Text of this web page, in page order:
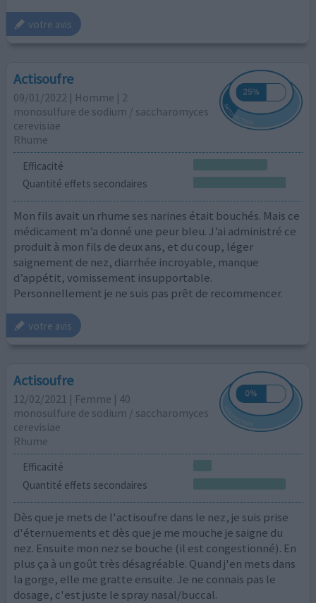
votre avis
Actisoufre
09/01/2022 | Homme | 2
monosulfure de sodium / saccharomyces
cerevisiae
Rhume
Efficacité
Quantité effets secondaires
Mon fils avait un rhume ses narines était bouchés. Mais ce
médicament m’a donné une peur bleu. J’ai administré ce
produit à mon fils de deux ans, et du coup, léger
saignement de nez, diarrhée incroyable, manque
d’appétit, vomissement insupportable.
Personnellement je ne suis pas prêt de recommencer.
votre avis
Actisoufre
12/02/2021 | Femme | 40
monosulfure de sodium / saccharomyces
cerevisiae
Rhume
Efficacité
Quantité effets secondaires
Dès que je mets de l'actisoufre dans le nez, je suis prise
d'éternuements et dès que je me mouche je saigne du
nez. Ensuite mon nez se bouche (il est congestionné). En
plus ça à un goût très désagréable. Quand j'en mets dans
la gorge, elle me gratte ensuite. Je ne connais pas le
dosage, c'est juste le spray nasal/buccal.